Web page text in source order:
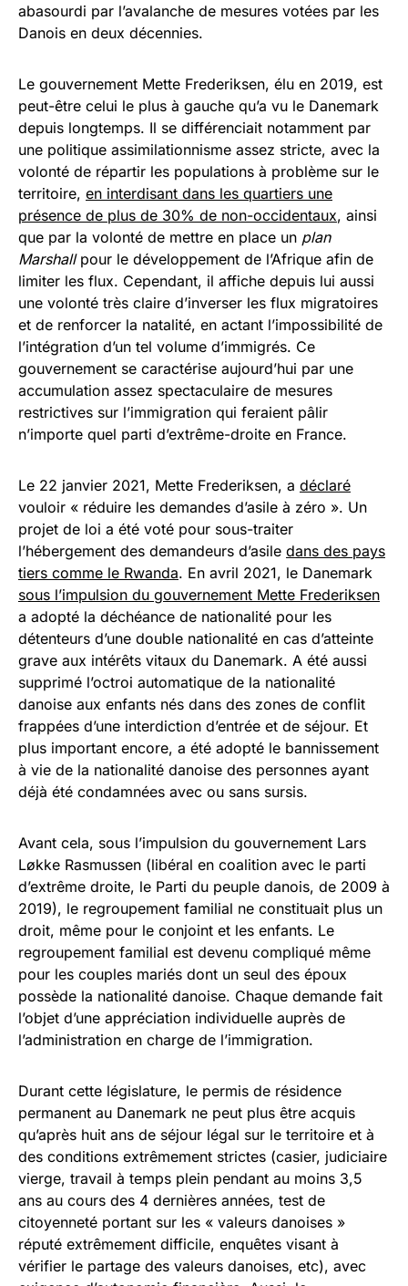
abasourdi par l’avalanche de mesures votées par les
Danois en deux décennies.
Le gouvernement Mette Frederiksen, élu en 2019, est
peut-être celui le plus à gauche qu’a vu le Danemark
depuis longtemps. Il se différenciait notamment par
une politique assimilationnisme assez stricte, avec la
volonté de répartir les populations à problème sur le
territoire, en interdisant dans les quartiers une
présence de plus de 30% de non-occidentaux, ainsi
que par la volonté de mettre en place un plan
Marshallpour le développement de l’Afrique afin de
limiter les flux. Cependant, il affiche depuis lui aussi
une volonté très claire d’inverser les flux migratoires
et de renforcer la natalité, en actant l’impossibilité de
l’intégration d’un tel volume d’immigrés. Ce
gouvernement se caractérise aujourd’hui par une
accumulation assez spectaculaire de mesures
restrictives sur l’immigration qui feraient pâlir
n’importe quel parti d’extrême-droite en France.
Le 22 janvier 2021, Mette Frederiksen, a déclaré
vouloir « réduire les demandes d’asile à zéro ». Un
projet de loi a été voté pour sous-traiter
l’hébergement des demandeurs d’asile dans des pays
tiers comme le Rwanda. En avril 2021, le Danemark
sous l’impulsion du gouvernement Mette Frederiksen
a adopté la déchéance de nationalité pour les
détenteurs d’une double nationalité en cas d’atteinte
grave aux intérêts vitaux du Danemark. A été aussi
supprimé l’octroi automatique de la nationalité
danoise aux enfants nés dans des zones de conflit
frappées d’une interdiction d’entrée et de séjour. Et
plus important encore, a été adopté le bannissement
à vie de la nationalité danoise des personnes ayant
déjà été condamnées avec ou sans sursis.
Avant cela, sous l’impulsion du gouvernement Lars
Løkke Rasmussen (libéral en coalition avec le parti
d’extrême droite, le Parti du peuple danois, de 2009 à
2019), le regroupement familial ne constituait plus un
droit, même pour le conjoint et les enfants. Le
regroupement familial est devenu compliqué même
pour les couples mariés dont un seul des époux
possède la nationalité danoise. Chaque demande fait
l’objet d’une appréciation individuelle auprès de
l’administration en charge de l’immigration.
Durant cette législature, le permis de résidence
permanent au Danemark ne peut plus être acquis
qu’après huit ans de séjour légal sur le territoire et à
des conditions extrêmement strictes (casier, judiciaire
vierge, travail à temps plein pendant au moins 3,5
ans au cours des 4 dernières années, test de
citoyenneté portant sur les « valeurs danoises »
réputé extrêmement difficile, enquêtes visant à
vérifier le partage des valeurs danoises, etc), avec